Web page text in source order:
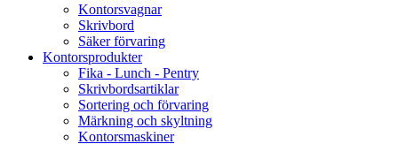
Kontorsvagnar
Skrivbord
Säker förvaring
Kontorsprodukter
Fika - Lunch - Pentry
Skrivbordsartiklar
Sortering och förvaring
Märkning och skyltning
Kontorsmaskiner